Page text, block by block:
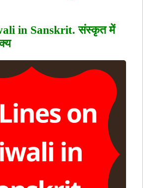
in Sanskrit. संस्कृत में